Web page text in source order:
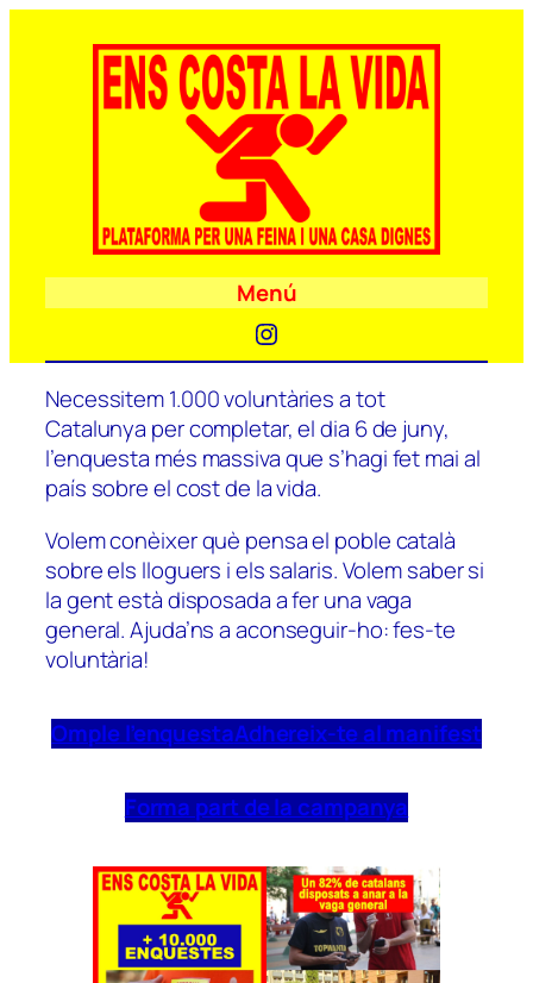
Menú
Instagram
Necessitem 1.000 voluntàries a tot
Catalunya per completar, el dia 6 de juny,
l’enquesta més massiva que s’hagi fet mai al
país sobre el cost de la vida.
Volem conèixer què pensa el poble català
sobre els lloguers i els salaris. Volem saber si
la gent està disposada a fer una vaga
general. Ajuda’ns a aconseguir-ho: fes-te
voluntària!
Omple l’enquestaAdhereix-te al manifest
Forma part de la campanya